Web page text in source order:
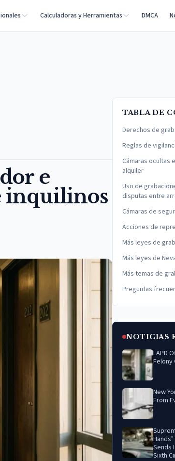
Calculadoras y Herramientas DMCA
e
inquilinos
TABLA DE
Derechos de
Reglas de
Cámaras ocultas
alquiler
Uso de
disputas entre
Cámaras de
Acciones de
Más leyes de
Más leyes de
Más temas de
Preguntas
NOTICIAS
LAPD
Felony
New
From
Sends
Sixth